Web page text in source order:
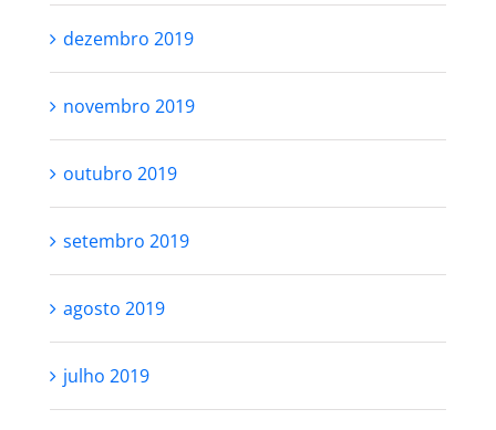
dezembro 2019
novembro 2019
outubro 2019
setembro 2019
agosto 2019
julho 2019